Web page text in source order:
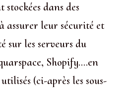
stockées dans des
assurer leur sécurité et
sur les serveurs du
Shopify….en
(ci-après les sous-